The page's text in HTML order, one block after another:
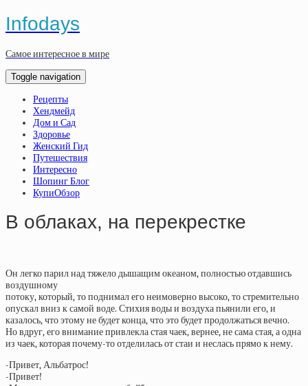
Infodays
Самое интересное в мире
Toggle navigation
Рецепты
Хендмейд
Дом и Сад
Здоровье
Женский Гид
Путешествия
Интересно
Шопинг Блог
КупиОбзор
В облаках, на перекрестке
Он легко парил над тяжело дышащим океаном, полностью отдавшись
воздушному
потоку, который, то поднимал его неимоверно высоко, то стремительно
опускал вниз к самой воде. Стихия воды и воздуха пьянили его, и
казалось, что этому не будет конца, что это будет продолжаться вечно.
Но вдруг, его внимание привлекла стая чаек, вернее, не сама стая, а одна
из чаек, которая почему-то отделилась от стаи и неслась прямо к нему.
-Привет, Альбатрос!
-Привет!